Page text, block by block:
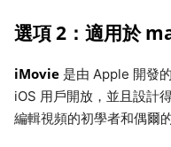
選項 2：適用於
iMovie 是由 Apple 開發
iOS 用戶開放，並且設計
編輯視頻的初學者和偶爾